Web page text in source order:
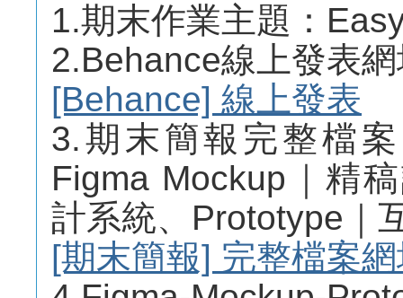
1.期末作業主題：
2.Behance線上發表
[Behance] 線上發表
3.期末簡報完整檔
Figma Mockup｜精
計系統、Prototype｜
[期末簡報] 完整檔案